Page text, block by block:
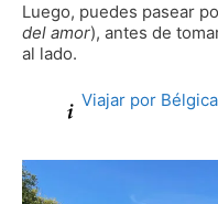
Luego, puedes pasear
del amor), antes de
al lado.
Viajar por